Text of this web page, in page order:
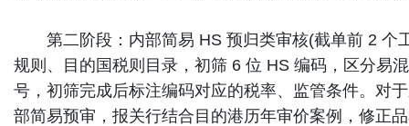
第二阶段：内部简易 HS 预归类审核(截单前 2 个
规则、目的国税则目录，初筛 6 位 HS 编码，区分易
号，初筛完成后标注编码对应的税率、监管条件。对
部简易预审，报关行结合目的港历年审价案例，修正